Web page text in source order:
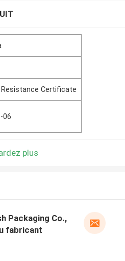
Resistance Certificate
06
plus
Packaging Co.,
fabricant